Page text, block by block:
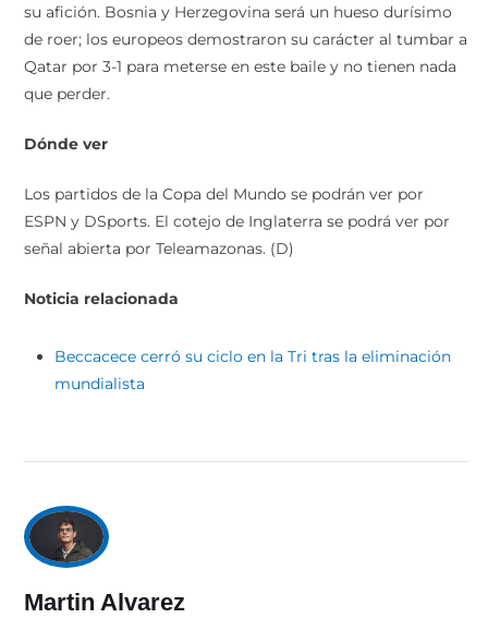
su afición. Bosnia y Herzegovina será un hueso durísimo
de roer; los europeos demostraron su carácter al tumbar a
Qatar por 3-1 para meterse en este baile y no tienen nada
que perder.
Dónde ver
Los partidos de la Copa del Mundo se podrán ver por
ESPN y DSports. El cotejo de Inglaterra se podrá ver por
señal abierta por Teleamazonas. (D)
Noticia relacionada
Beccacece cerró su ciclo en la Tri tras la eliminación
mundialista
Martin Alvarez